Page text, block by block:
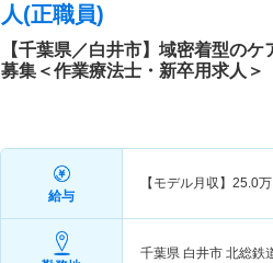
人(正職員)
【千葉県／白井市】域密着型の
募集＜作業療法士・新卒用求人＞
給与
【モデル月収】 25.0
千葉県 白井市 北総鉄